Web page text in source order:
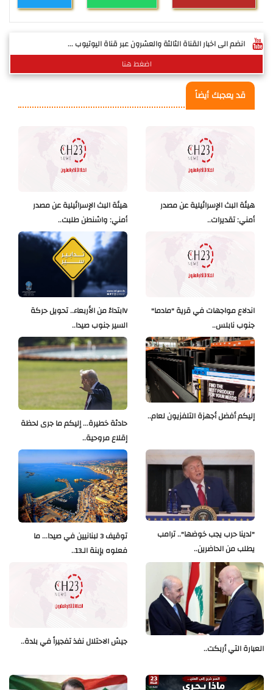
انضم الى اخبار القناة الثالثة والعشرون عبر قناة اليوتيوب ...
اضغط هنا
قد يعجبك أيضاً
هيئة البث الإسرائيلية عن مصدر
أمني: واشنطن طلبت..
هيئة البث الإسرائيلية عن مصدر
أمني: تقديرات..
Vابتداءً من الأربعاء.. تحويل حركة
السير جنوب صيدا..
اندلاع مواجهات في قرية "مادما"
جنوب نابلس..
حادثة خطيرة... إليكم ما جرى لحظة
إقلاع مروحية..
إليكم أفضل أجهزة التلفزيون لعام..
توقيف 3 لبنانيين في صيدا... ما
فعلوه بإبنة الـ13..
"لدينا حرب يجب خوضها".. ترامب
يطلب من الحاضرين..
جيش الاحتلال نفذ تفجيراً في بلدة.. العبارة التي أربكت..